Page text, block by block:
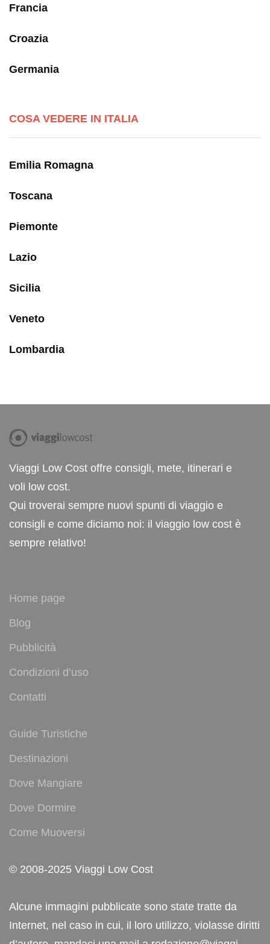
Francia
Croazia
Germania
COSA VEDERE IN ITALIA
Emilia Romagna
Toscana
Piemonte
Lazio
Sicilia
Veneto
Lombardia
Viaggi Low Cost offre consigli, mete, itinerari e
voli low cost.
Qui troverai sempre nuovi spunti di viaggio e
consigli e come diciamo noi: il viaggio low cost è
sempre relativo!
Home page
Blog
Pubblicità
Condizioni d’uso
Contatti
Guide Turistiche
Destinazioni
Dove Mangiare
Dove Dormire
Come Muoversi
© 2008-2025 Viaggi Low Cost
Alcune immagini pubblicate sono state tratte da
Internet, nel caso in cui, il loro utilizzo, violasse diritti